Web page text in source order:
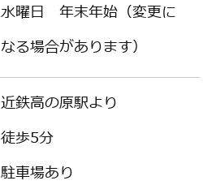
水曜日 年末年始（変更に
なる場合があります）
近鉄高の原駅より
徒歩5分
駐車場あり